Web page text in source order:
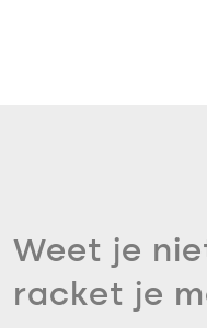
Weet je
racket je